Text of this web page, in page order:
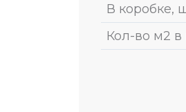
В коробке,
Кол-во м2 в